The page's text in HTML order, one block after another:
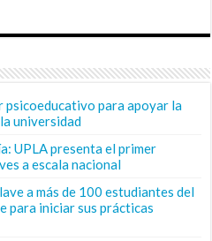
psicoeducativo para apoyar la
universidad
UPLA presenta el primer
a escala nacional
a más de 100 estudiantes del
para iniciar sus prácticas